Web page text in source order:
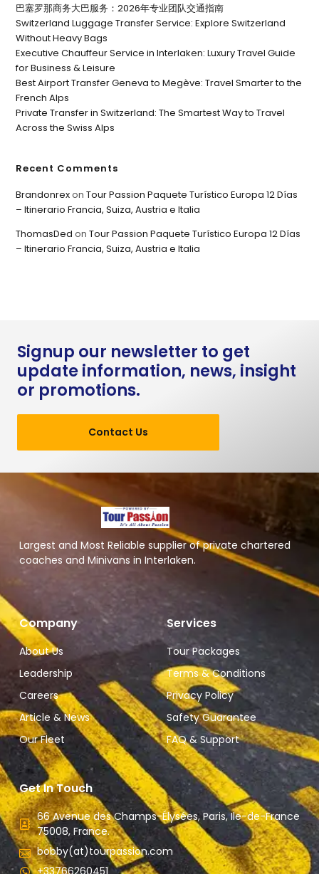
巴塞罗那商务大巴服务：2026年专业团队交通指南
Switzerland Luggage Transfer Service: Explore Switzerland
Without Heavy Bags
Executive Chauffeur Service in Interlaken: Luxury Travel Guide
for Business & Leisure
Best Airport Transfer Geneva to Megève: Travel Smarter to the
French Alps
Private Transfer in Switzerland: The Smartest Way to Travel
Across the Swiss Alps
Recent Comments
BrandonrexonTour Passion Paquete Turístico Europa 12 Días
– Itinerario Francia, Suiza, Austria e Italia
ThomasDed onTour Passion Paquete Turístico Europa 12 Días
– Itinerario Francia, Suiza, Austria e Italia
Signup our newsletter to get
update information, news, insight
or promotions.
Contact Us
Largest and Most Reliable supplier of private chartered
coaches and Minivans in Interlaken.
Company
About Us
Leadership
Careers
Article & News
Our Fleet
Services
Tour Packages
Terms & Conditions
Privacy Policy
Safety Guarantee
FAQ & Support
Get In Touch
66 Avenue des Champs-Élysées, Paris, Ile-de-France
75008, France.
bobby(at)tourpassion.com
+33766260451